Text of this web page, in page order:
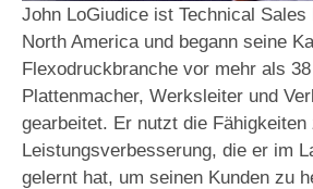
John LoGiudice ist Technical Sales
North America und begann seine
Flexodruckbranche vor mehr als
Plattenmacher, Werksleiter und
gearbeitet. Er nutzt die Fähigkeiten
Leistungsverbesserung, die er im
gelernt hat, um seinen Kunden zu